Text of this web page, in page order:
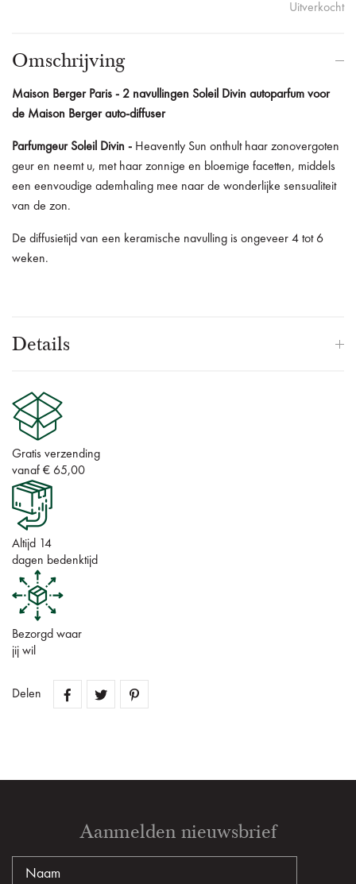
Uitverkocht
Omschrijving
Maison Berger Paris - 2 navullingen Soleil Divin autoparfum voor
de Maison Berger auto-diffuser
Parfumgeur Soleil Divin - Heavently Sun onthult haar zonovergoten
geur en neemt u, met haar zonnige en bloemige facetten, middels
een eenvoudige ademhaling mee naar de wonderlijke sensualiteit
van de zon.
De diffusietijd van een keramische navulling is ongeveer 4 tot 6
weken.
Details
Gratis verzending
vanaf € 65,00
Altijd 14
dagen bedenktijd
Bezorgd waar
jij wil
Delen
Aanmelden nieuwsbrief